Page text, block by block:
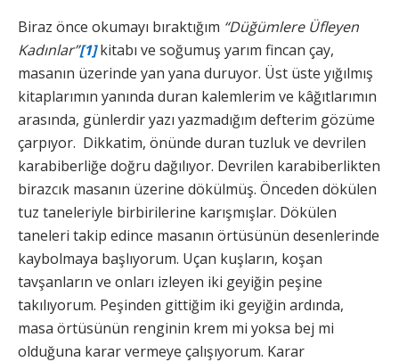
Biraz önce okumayı bıraktığım “Düğümlere Üfleyen
Kadınlar”[1]kitabı ve soğumuş yarım fincan çay,
masanın üzerinde yan yana duruyor. Üst üste yığılmış
kitaplarımın yanında duran kalemlerim ve kâğıtlarımın
arasında, günlerdir yazı yazmadığım defterim gözüme
çarpıyor. Dikkatim, önünde duran tuzluk ve devrilen
karabiberliğe doğru dağılıyor. Devrilen karabiberlikten
birazcık masanın üzerine dökülmüş. Önceden dökülen
tuz taneleriyle birbirilerine karışmışlar. Dökülen
taneleri takip edince masanın örtüsünün desenlerinde
kaybolmaya başlıyorum. Uçan kuşların, koşan
tavşanların ve onları izleyen iki geyiğin peşine
takılıyorum. Peşinden gittiğim iki geyiğin ardında,
masa örtüsünün renginin krem mi yoksa bej mi
olduğuna karar vermeye çalışıyorum. Karar